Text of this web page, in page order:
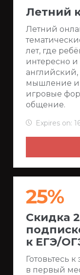
Летний
Летний
лет, где
интересно и
мышление и
игровые
общение.
Expires on:
25%
Скидка
к ЕГЭ/
Готовьтесь
в первый